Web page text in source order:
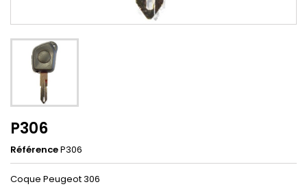
P306
RéférenceP306
Coque Peugeot 306